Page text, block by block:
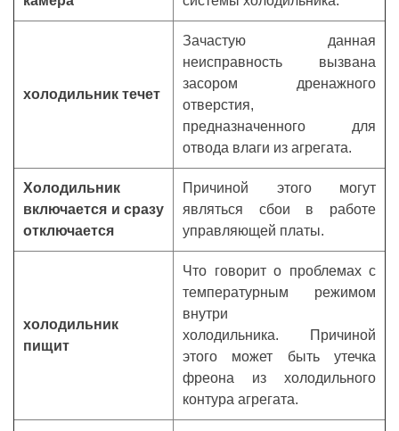
холодильник течет
Зачастую данная
неисправность вызвана
засором дренажного
отверстия,
предназначенного для
отвода влаги из агрегата.
Холодильник
включается и сразу
отключается
Причиной этого могут
являться сбои в работе
управляющей платы.
холодильник
пищит
Что говорит о проблемах с
температурным режимом
внутри
холодильника. Причиной
этого может быть утечка
фреона из холодильного
контура агрегата.